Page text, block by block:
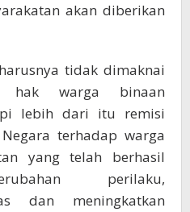
akan diberikan
tidak dimaknai
hak warga binaan
lebih dari itu remisi
terhadap warga
yang telah berhasil
perilaku,
dan meningkatkan